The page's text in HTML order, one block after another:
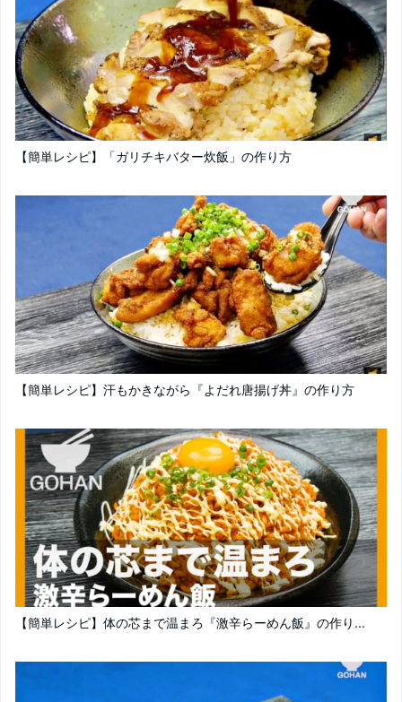
【簡単レシピ】「ガリチキバター炊飯」の作り方
【簡単レシピ】汗もかきながら『よだれ唐揚げ丼』の作り方
【簡単レシピ】体の芯まで温まろ『激辛らーめん飯』の作り...